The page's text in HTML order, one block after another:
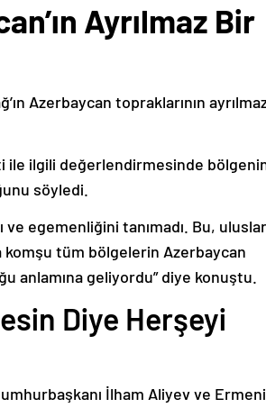
Ayrılmaz Bir
Azerbaycan topraklarının
ile ilgili değerlendirmesinde
söyledi.
ve egemenliğini tanımadı. Bu,
komşu tüm bölgelerin Azerbaycan
anlamına geliyordu” diye konuştu.
Diye Herşeyi
İlham Aliyev ve